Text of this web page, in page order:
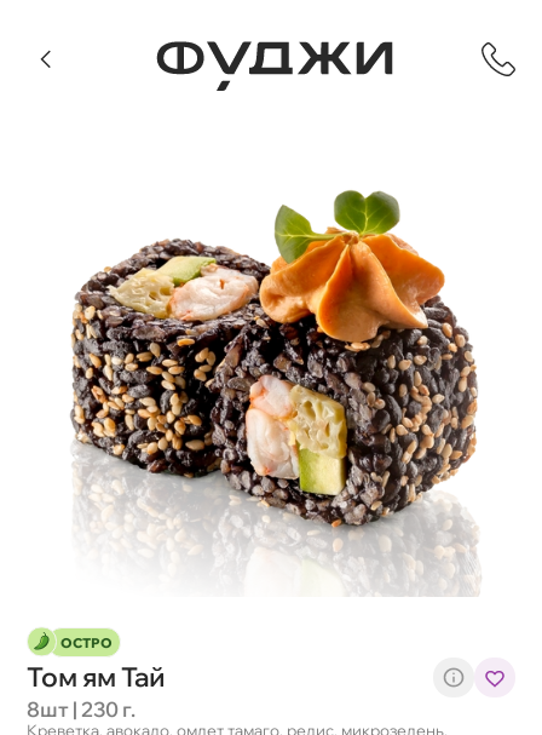
ОСТРО
Том ям Тай
8шт | 230 г.
Креветка, авокадо, омлет тамаго, редис, микрозелень,